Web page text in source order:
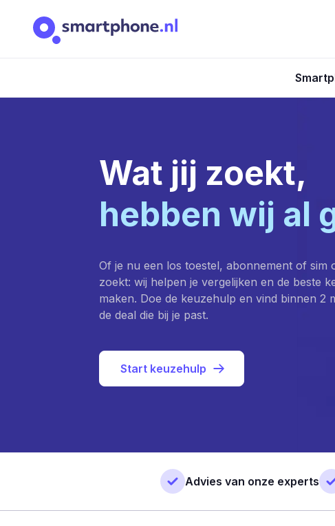
Wat jij zoekt,
hebben wij al
Of je nu een los toestel, abonnement of sim
zoekt: wij helpen je vergelijken en de beste
maken. Doe de keuzehulp en vind binnen 2
de deal die bij je past.
Start keuzehulp
Advies van onze experts